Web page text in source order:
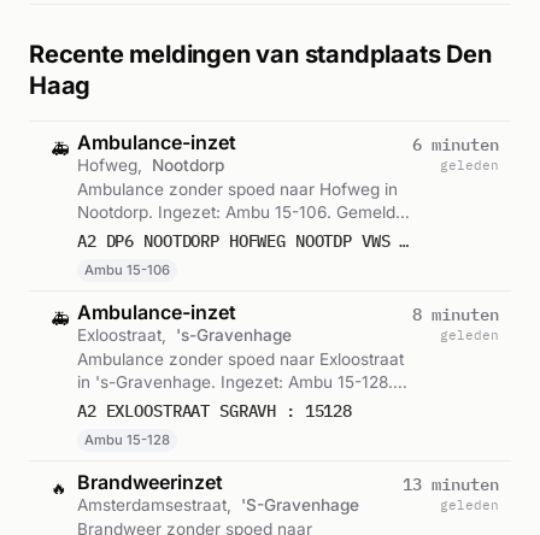
Recente meldingen van standplaats Den
Haag
🚑 Ambulance-inzet
Hofweg,
Nootdorp
Ambulance zonder spoed naar Hofweg in
Nootdorp. Ingezet: Ambu 15-106. Gemeld
om 19:26.
A2 DP6 NOOTDORP HOFWEG NOOTDP VWS 15106
Ambu 15-106
6 minuten
geleden
🚑 Ambulance-inzet
Exloostraat,
's-Gravenhage
Ambulance zonder spoed naar Exloostraat
in 's-Gravenhage. Ingezet: Ambu 15-128.
Gemeld om 19:24.
A2 EXLOOSTRAAT SGRAVH : 15128
Ambu 15-128
8 minuten
geleden
🔥 Brandweerinzet
Amsterdamsestraat,
'S-Gravenhage
Brandweer zonder spoed naar
13 minuten
geleden